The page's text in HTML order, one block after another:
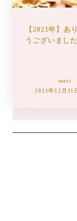
【2021年】あ
うございまし
mari
2021年12月31